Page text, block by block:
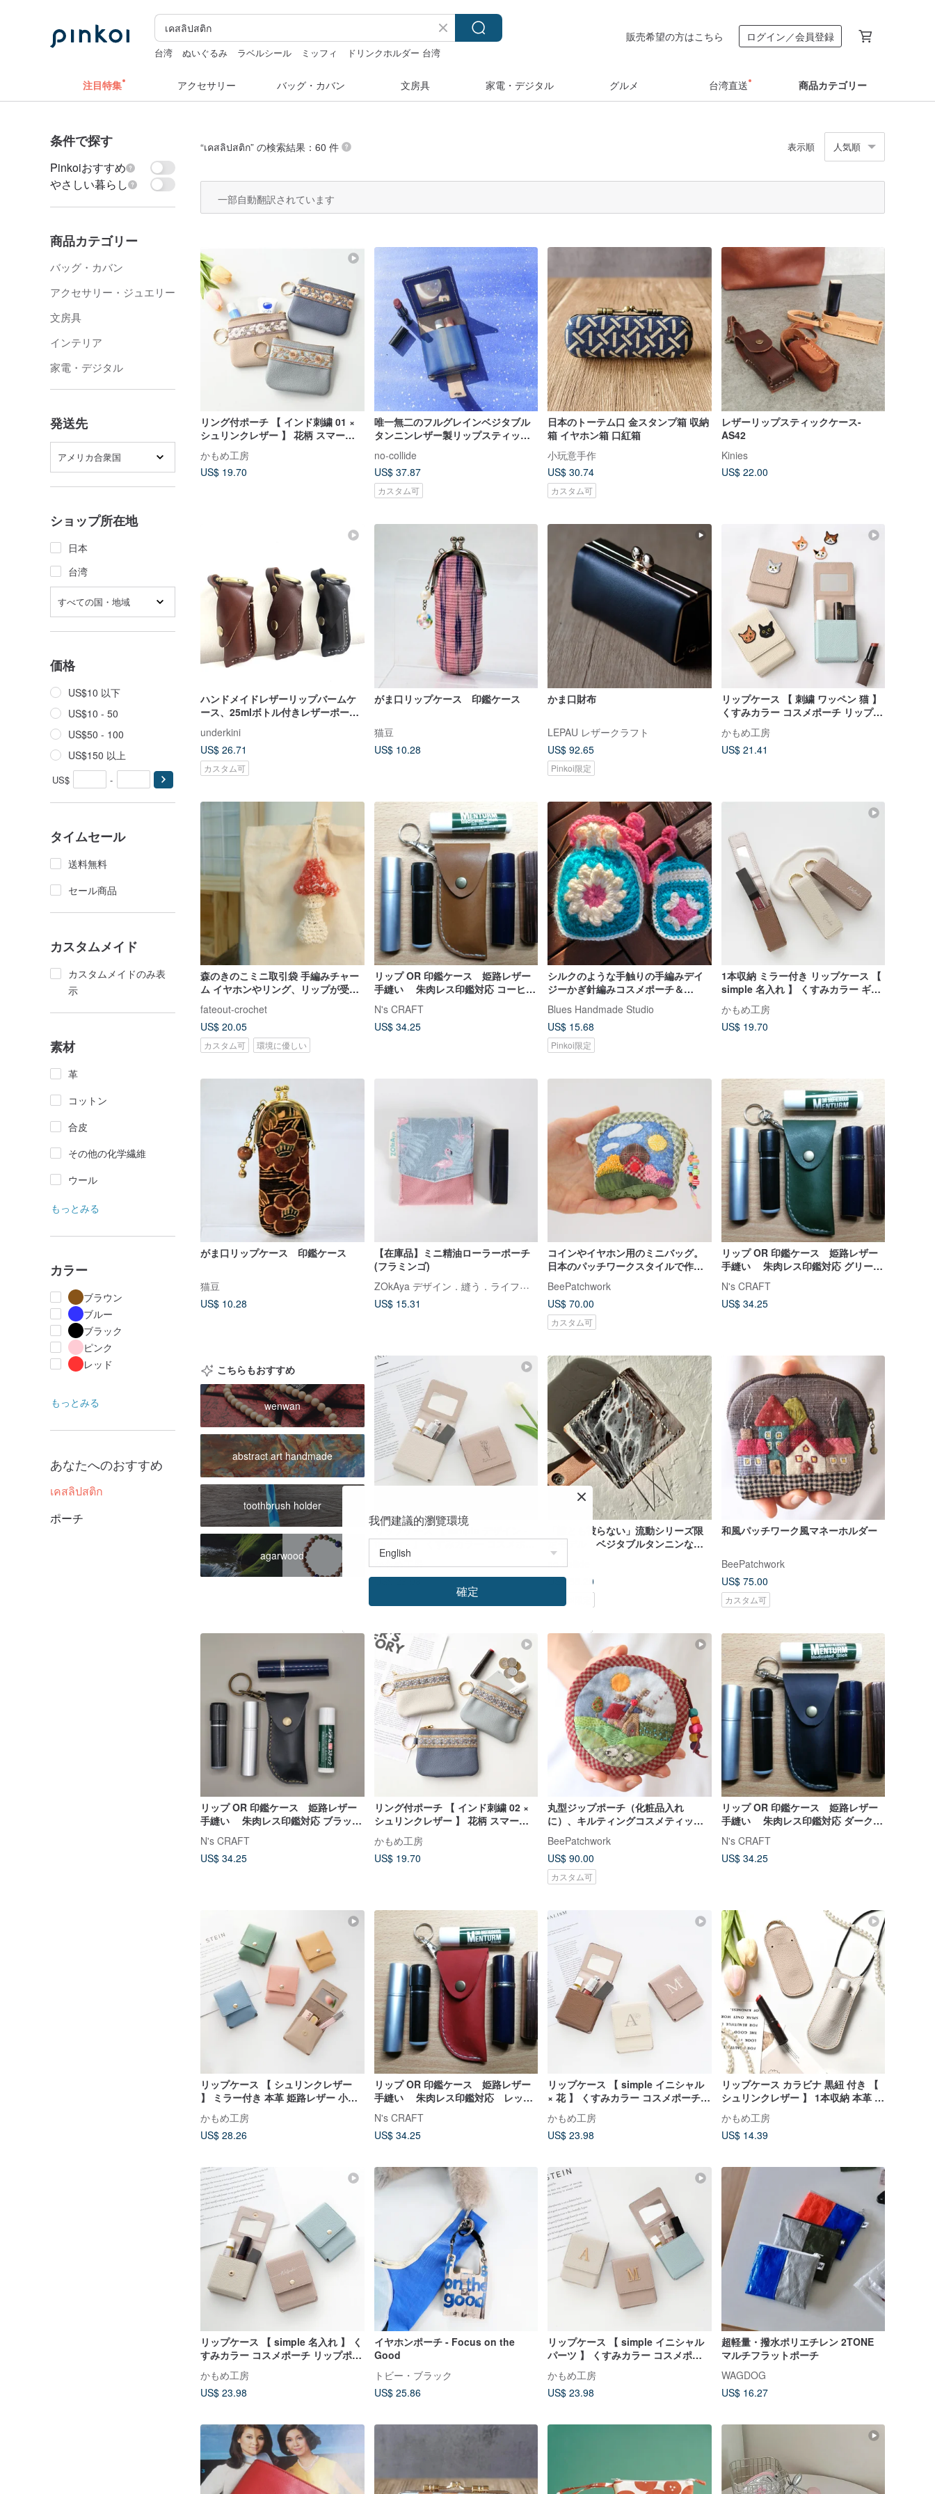
台湾 ぬいぐるみ ラベルシール ミッフィ
ドリンクホルダー 台湾
販売希望の方はこちら ログイン／会員登録
注目特集 アクセサリー バッグ・カバン 文房具 家電・デジタル グルメ 台湾直送 商品カテゴリー
条件で探す
Pinkoiおすすめ
やさしい暮らし
商品カテゴリー
バッグ・カバン
アクセサリー・ジュエリー
文房具
インテリア
家電・デジタル
発送先
アメリカ合衆国
ショップ所在地
日本
台湾
すべての国・地域
価格
US$10 以下
US$10 - 50
US$50 - 100
US$150 以上
US$ -
タイムセール
送料無料
セール商品
カスタムメイド
カスタムメイドのみ表
示
素材
革
コットン
合皮
その他の化学繊維
ウール
もっとみる
カラー
ブラウン
ブルー
ブラック
ピンク
レッド
もっとみる
あなたへのおすすめ
เคสลิปสติก
ポーチ
“เคสลิปสติก” の検索結果：60 件 表示順 人気順
一部自動翻訳されています
リング付ポーチ 【 インド刺繍 01 ×
シュリンクレザー 】 花柄 スマート
キーケース スマホポーチ リップケー
ス 本革 プレゼント ギフト HS99K
かもめ工房
US$ 19.70
唯一無二のフルグレインベジタブル
タンニンレザー製リップスティック
流シリーズ」ミラー付き
no-collide
US$ 37.87
カスタム可
日本のトーテム口 金スタンプ箱 収納
箱 イヤホン箱 口紅箱
小玩意手作
US$ 30.74
カスタム可
レザーリップスティックケース-
AS42
Kinies
US$ 22.00
ハンドメイドレザーリップバームケ
ース、25mlボトル付きレザーポー
ー、バッグチャーム、小さなギフト
アイデア、パーソナルオイルホルダ
underkini
US$ 26.71
カスタム可
がま口リップケース 印鑑ケース
猫豆
US$ 10.28
かま口財布
LEPAU レザークラフト
US$ 92.65
Pinkoi限定
リップケース 【 刺繍 ワッペン 猫 】
くすみカラー コスメポーチ リップポ
ーチ クリスマス ギフト A234I
かもめ工房
US$ 21.41
森のきのこミニ取引袋 手編みチャー
ム イヤホンやリング、リップが受容
可能
fateout-crochet
US$ 20.05
カスタム可 環境に優しい
リップ OR 印鑑ケース 姫路レザー
手縫い 朱肉レス印鑑対応 コーヒー
ブラウン 茶 刀剣
N's CRAFT
US$ 34.25
シルクのような手触りの手編みデイ
ジーかぎ針編みコスメポーチ＆
AirPodsケースセット
Blues Handmade Studio
US$ 15.68
Pinkoi限定
1本収納 ミラー付き リップケース 【
simple 名入れ 】 くすみカラー ギフ
ト HE44U
かもめ工房
US$ 19.70
がま口リップケース 印鑑ケース
猫豆
US$ 10.28
【在庫品】ミニ精油ローラーポーチ
(フラミンゴ)
ZOkAya デザイン．縫う．ライフスタイル
US$ 15.31
コインやイヤホン用のミニバッグ。
日本のパッチワークスタイルで作ら
れたキルティングポーチ。
BeePatchwork
US$ 70.00
カスタム可
リップ OR 印鑑ケース 姫路レザー
手縫い 朱肉レス印鑑対応 グリー
ン 緑 刀剣
N's CRAFT
US$ 34.25
こちらもおすすめ
wenwan
abstract art handmade
toothbrush holder
agarwood
リップケース 【 simple デザイン -
flower - 】 くすみカラー コスメポー
チ リップポーチ カードケース
HE11U
かもめ工房
US$ 23.98
「誰とも被らない」流動シリーズ限
定モデル：ベジタブルタンニンなめ
し本革製リップスティックケース
（ミラー付き）
no-collide
US$ 88.20
和風パッチワーク風マネーホルダー
BeePatchwork
US$ 75.00
カスタム可
リップ OR 印鑑ケース 姫路レザー
手縫い 朱肉レス印鑑対応 ブラッ
ク 黒 刀剣
N's CRAFT
US$ 34.25
リング付ポーチ 【 インド刺繍 02 ×
シュリンクレザー 】 花柄 スマート
キーケース ミニポーチ スマホポーチ
リップケース 本革 HW02K
かもめ工房
US$ 19.70
丸型ジップポーチ（化粧品入れ
に）、キルティングコスメティック
バッグ（ミラーやリップスティック
に）
BeePatchwork
US$ 90.00
カスタム可
リップ OR 印鑑ケース 姫路レザー
手縫い 朱肉レス印鑑対応 ダークブ
ルー 紺 刀剣
N's CRAFT
US$ 34.25
リップケース 【 シュリンクレザー
】 ミラー付き 本革 姫路レザー 小物
入れ マルチケース HS84K
かもめ工房
US$ 28.26
リップ OR 印鑑ケース 姫路レザー
手縫い 朱肉レス印鑑対応 レッ
ド 赤 Bigeast 刀剣
N's CRAFT
US$ 34.25
リップケース 【 simple イニシャル
× 花 】 くすみカラー コスメポーチ
リップポーチ カードケース HE17U
かもめ工房
US$ 23.98
リップケース カラビナ 黒紐 付き 【
シュリンクレザー 】 1本収納 本革 姫
路レザー 持ち運び メイク直し
HW24K
かもめ工房
US$ 14.39
リップケース 【 simple 名入れ 】 く
すみカラー コスメポーチ リップポー
チ 文字入れ HE09U
かもめ工房
US$ 23.98
イヤホンポーチ - Focus on the
Good
トビー・ブラック
US$ 25.86
リップケース 【 simple イニシャル
パーツ 】 くすみカラー コスメポー
チ リップポーチ カードケース 名入
れ無料 HE12U
かもめ工房
US$ 23.98
超軽量・撥水ポリエチレン 2TONE
マルチフラットポーチ
WAGDOG
US$ 16.27
我們建議的瀏覽環境
確定